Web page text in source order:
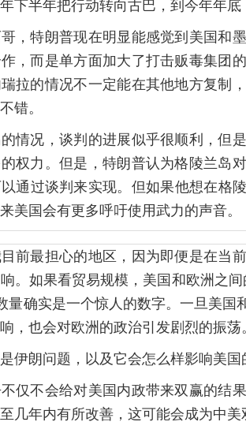
下半年把行动转向古巴，到今年年底
，特朗普现在明显能感觉到美国和
，而是单方面加大了打击贩毒集团
拉的情况不一定能在其他地方复制
错。
情况，谈判的进展似乎很顺利，但
权力。但是，特朗普认为格陵兰岛
以通过谈判来实现。但如果他想在
美国会有更多呼吁使用武力的声音。
前最担心的地区，因为即便是在当
。如果看贸易规模，美国和欧洲之
量确实是一个惊人的数字。一旦美
，也会对欧洲的政治引发剧烈的振
伊朗问题，以及它会怎么样影响美国
仅不会给对美国内政带来双赢的结
几年内有所改善，这可能会成为中美